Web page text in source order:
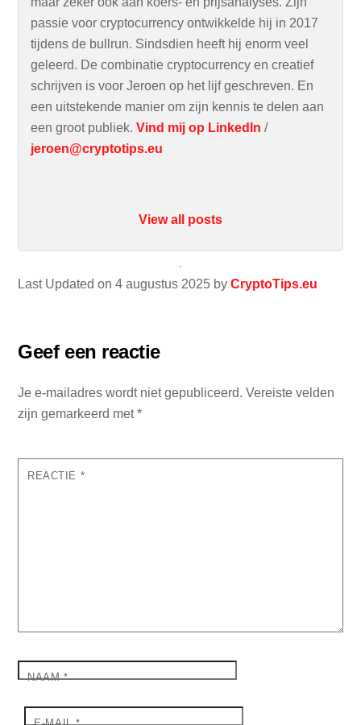
Last Updated on 4 augustus 2025 byCryptoTips.eu
passie voor cryptocurrency ontwikkelde hij in 2017
tijdens de bullrun. Sindsdien heeft hij enorm veel
geleerd. De combinatie cryptocurrency en creatief
schrijven is voor Jeroen op het lijf geschreven. En
een uitstekende manier om zijn kennis te delen aan
een groot publiek.Vind mij op LinkedIn /
jeroen@cryptotips.eu
View all posts
Geef een reactie
Je e-mailadres wordt niet gepubliceerd. Vereiste velden
zijn gemarkeerd met*
REACTIE *
NAAM*